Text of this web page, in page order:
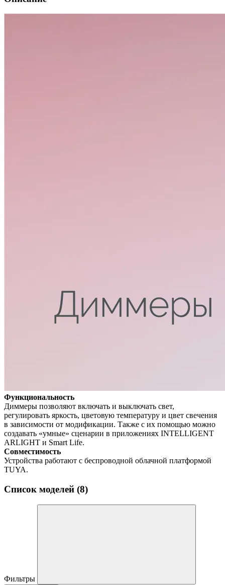
Функциональность
Диммеры позволяют включать и выключать свет,
регулировать яркость, цветовую температуру и цвет свечения
в зависимости от модификации. Также с их помощью можно
создавать «умные» сценарии в приложениях INTELLIGENT
ARLIGHT и Smart Life.
Совместимость
Устройства работают с беспроводной облачной платформой
TUYA.
Список моделей (8)
Фильтры